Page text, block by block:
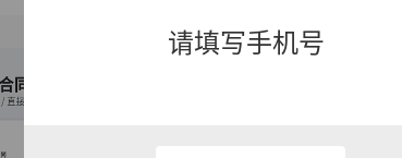
请填写手机号